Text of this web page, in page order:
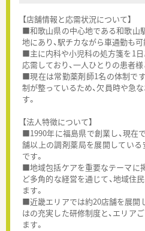
【店舗情報と応需状況について】
■和歌山県の中心地である和歌山
地にあり、駅チカながら車通勤も
■主に内科や小児科の処方箋を1
応需しており、一人ひとりの患者
■現在は常勤薬剤師1名の体制で
制が整っているため、欠員時や急
す。
【法人特徴について】
■1990年に福島県で創業し、現在
舗以上の調剤薬局を展開してい
です。
■地域包括ケアを重要なテーマに
ど多角的な経営を通じて、地域住
ます。
■近畿エリアでは約20店舗を展開
はの充実した研修制度と、エリア
ます。